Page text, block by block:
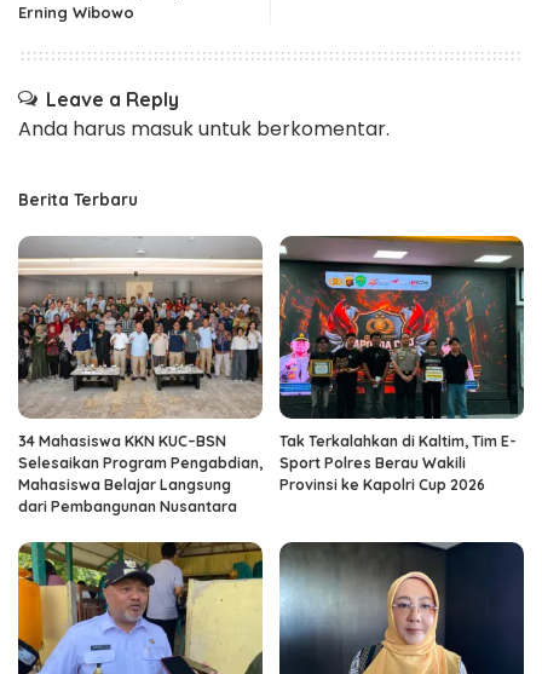
Erning Wibowo
Leave a Reply
Anda harus masukuntuk berkomentar.
Berita Terbaru
34 Mahasiswa KKN KUC–BSN
Selesaikan Program Pengabdian,
Mahasiswa Belajar Langsung
dari Pembangunan Nusantara
Tak Terkalahkan di Kaltim, Tim E-
Sport Polres Berau Wakili
Provinsi ke Kapolri Cup 2026